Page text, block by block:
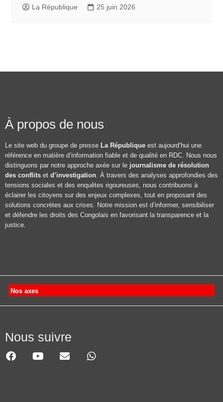
La République 25 juin 2026
À propos de nous
Le site web du groupe de presse La République est aujourd’hui une
référence en matière d’information fiable et de qualité en RDC. Nous nous
distinguons par notre approche axée sur le journalisme de résolution
des conflits et d’investigation. À travers des analyses approfondies des
tensions sociales et des enquêtes rigoureuses, nous contribuons à
éclairer les citoyens sur des enjeux complexes, tout en proposant des
solutions concrètes aux crises. Notre mission est d’informer, sensibiliser
et défendre les droits des Congolais en favorisant la transparence et la
justice.
Nos axes
Nous suivre